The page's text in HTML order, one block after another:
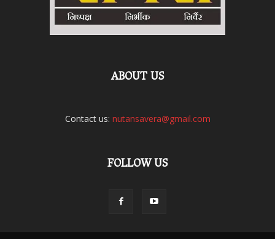
ABOUT US
Contact us: nutansavera@gmail.com
FOLLOW US